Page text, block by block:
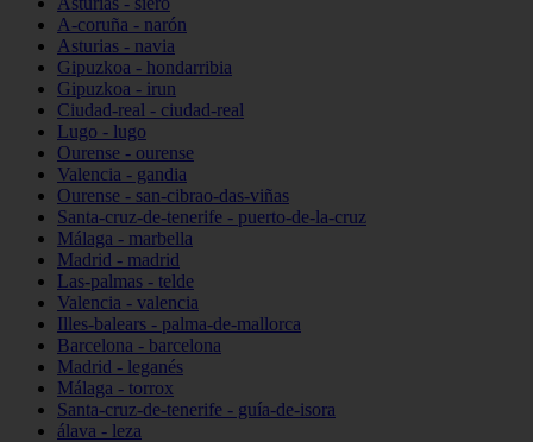
A-coruña - narón
Asturias - navia
Gipuzkoa - hondarribia
Gipuzkoa - irun
Ciudad-real - ciudad-real
Lugo - lugo
Ourense - ourense
Valencia - gandia
Ourense - san-cibrao-das-viñas
Santa-cruz-de-tenerife - puerto-de-la-cruz
Málaga - marbella
Madrid - madrid
Las-palmas - telde
Valencia - valencia
Illes-balears - palma-de-mallorca
Barcelona - barcelona
Madrid - leganés
Málaga - torrox
Santa-cruz-de-tenerife - guía-de-isora
álava - leza